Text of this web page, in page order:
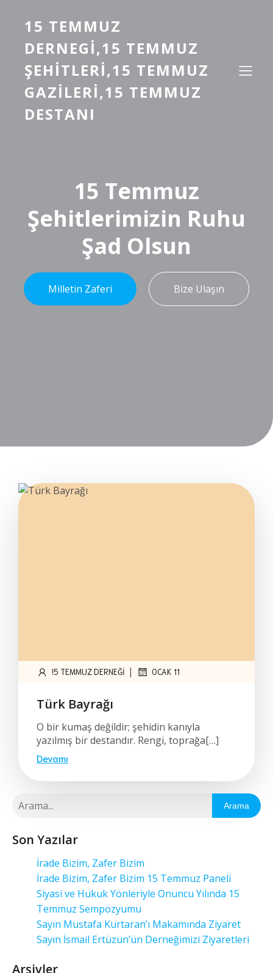
15 TEMMUZ
DERNEGI,15 TEMMUZ
ŞEHITLERI,15 TEMMUZ
GAZILERI,15 TEMMUZ
DESTANI
15 Temmuz
Şehitlerimizin Ruhu
Şad Olsun
Milletin Zaferi Bize Ulaşın
!5 TEMMUZ DERNEĞI | OCAK 11
Türk Bayrağı
O bir kumaş değildir; şehidin kanıyla
yazılmış bir destandır. Rengi, toprağa[…]
Devamı
Arama
Son Yazılar
İrade Bizim, Zafer Bizim
İrade Bizim, Zafer Bizim 15 Temmuz Paneli
Siyasi ve Hukuk Yönleriyle Onuncu Yılında 15
Temmuz Sempozyumu
Sayın Mustafa Kurtaran’ı Makamında Ziyaret
Sayın İsmail Ertüzün’ün Derneğimizi Ziyaretleri
Arşivler